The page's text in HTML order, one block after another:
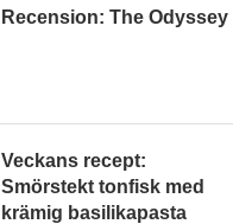
Recension: The Odyssey
Veckans recept:
Smörstekt tonfisk med
krämig basilikapasta